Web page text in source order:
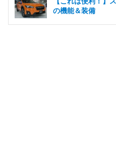
の機能＆装備